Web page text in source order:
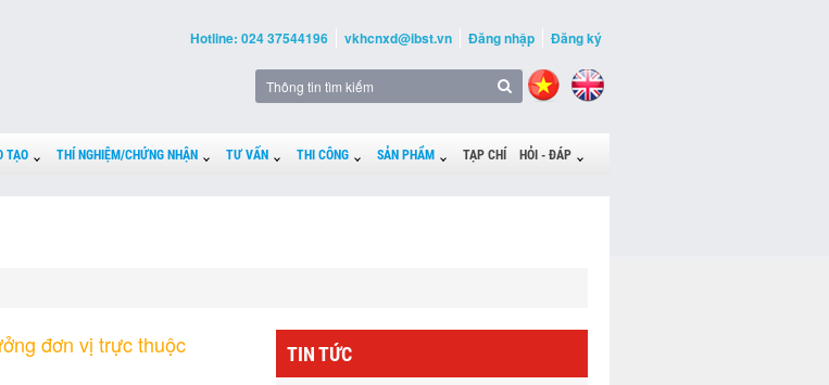
Hotline: 024 37544196 vkhcnxd@ibst.vn Đăng nhập Đăng ký
TẠO THÍ NGHIỆM/CHỨNG NHẬN TƯ VẤN THI CÔNG SẢN PHẨM TẠP CHÍ HỎI - ĐÁP
đơn vị trực thuộc TIN TỨC